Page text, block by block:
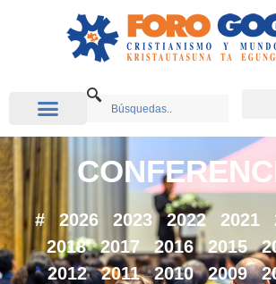
# 2026 2023 2022 2021
2018
2017 2016 2015
2012
2011 2010 2009